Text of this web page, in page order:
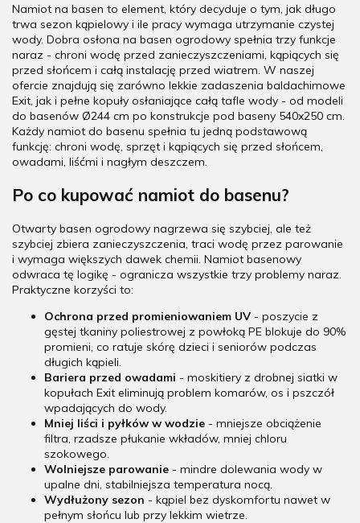
Namiot na basen to element, który decyduje o tym, jak długo
trwa sezon kąpielowy i ile pracy wymaga utrzymanie czystej
wody. Dobra osłona na basen ogrodowy spełnia trzy funkcje
naraz - chroni wodę przed zanieczyszczeniami, kąpiących się
przed słońcem i całą instalację przed wiatrem. W naszej
ofercie znajdują się zarówno lekkie zadaszenia baldachimowe
Exit, jak i pełne kopuły osłaniające całą tafle wody - od modeli
do basenów Ø244 cm po konstrukcje pod baseny 540x250 cm.
Każdy namiot do basenu spełnia tu jedną podstawową
funkcję: chroni wodę, sprzęt i kąpiących się przed słońcem,
owadami, liśćmi i nagłym deszczem.
Po co kupować namiot do basenu?
Otwarty basen ogrodowy nagrzewa się szybciej, ale też
szybciej zbiera zanieczyszczenia, traci wodę przez parowanie
i wymaga większych dawek chemii. Namiot basenowy
odwraca tę logikę - ogranicza wszystkie trzy problemy naraz.
Praktyczne korzyści to:
Ochrona przed promieniowaniem UV - poszycie z
gęstej tkaniny poliestrowej z powłoką PE blokuje do 90%
promieni, co ratuje skórę dzieci i seniorów podczas
długich kąpieli.
Bariera przed owadami - moskitiery z drobnej siatki w
kopułach Exit eliminują problem komarów, os i pszczół
wpadających do wody.
Mniej liści i pyłków w wodzie - mniejsze obciążenie
filtra, rzadsze płukanie wkładów, mniej chloru
szokowego.
Wolniejsze parowanie - mindre dolewania wody w
upalne dni, stabilniejsza temperatura nocą.
Wydłużony sezon - kąpiel bez dyskomfortu nawet w
pełnym słońcu lub przy lekkim wietrze.